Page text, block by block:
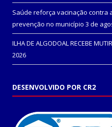
Saúde reforça vacinação contra
prevenção no município 3 de
ILHA DE ALGODOAL RECEBE
2026
DESENVOLVIDO POR CR2